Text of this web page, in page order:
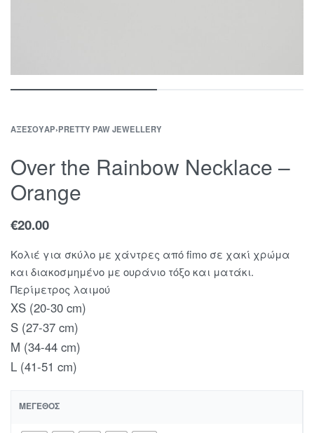
ΑΞΕΣΟΥΆΡ›PRETTY PAW JEWELLERY
Over the Rainbow Necklace –
Orange
€20.00
Κολιέ για σκύλο με χάντρες από fimo σε χακί χρώμα
και διακοσμημένο με ουράνιο τόξο και ματάκι.
Περίμετρος λαιμού
XS (20-30 cm)
S (27-37 cm)
M (34-44 cm)
L (41-51 cm)
ΜΈΓΕΘΟΣ